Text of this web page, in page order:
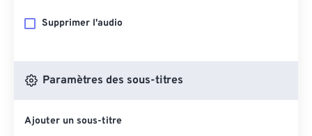
Supprimer l'audio
Paramètres des sous-titres
Ajouter un sous-titre